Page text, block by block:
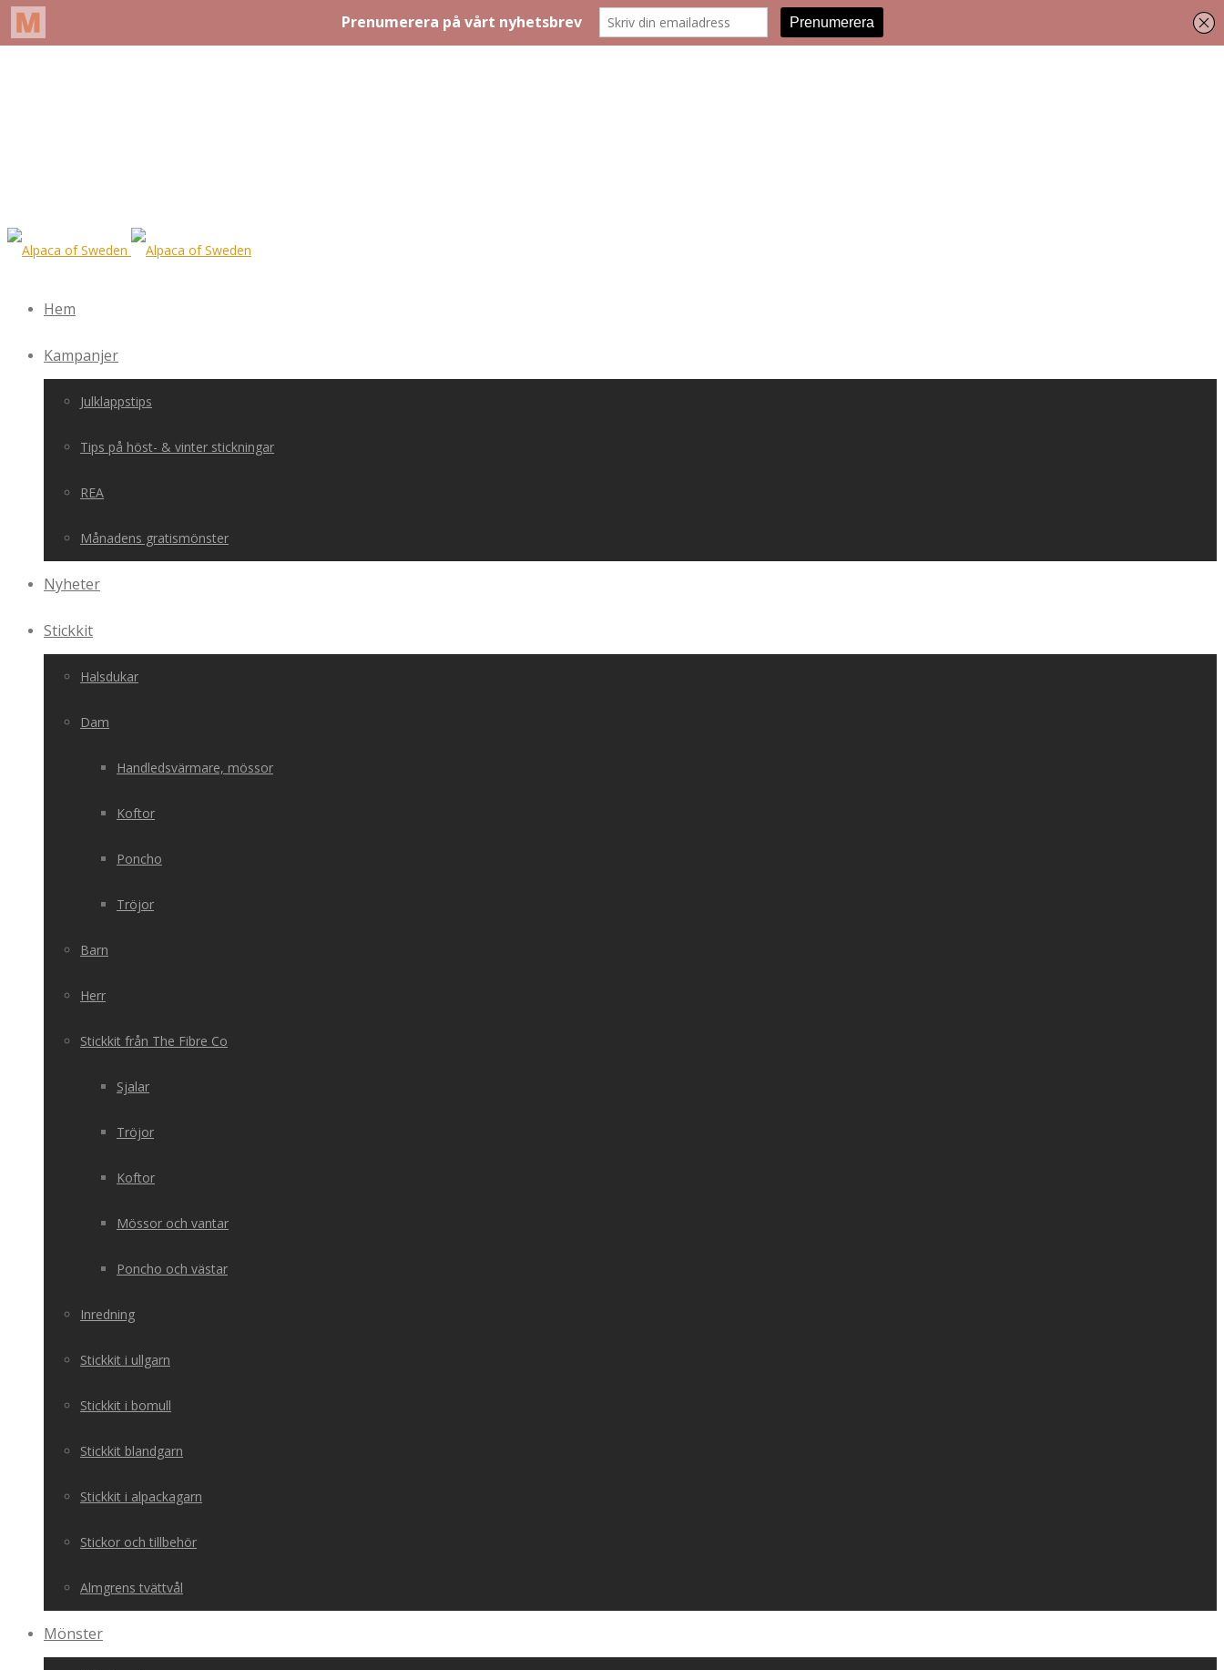
Hem
Kampanjer
Julklappstips
Tips på höst- & vinter stickningar
REA
Månadens gratismönster
Nyheter
Stickkit
Halsdukar
Dam
Handledsvärmare, mössor
Koftor
Poncho
Tröjor
Barn
Herr
Stickkit från The Fibre Co
Sjalar
Tröjor
Koftor
Mössor och vantar
Poncho och västar
Inredning
Stickkit i ullgarn
Stickkit i bomull
Stickkit blandgarn
Stickkit i alpackagarn
Stickor och tillbehör
Almgrens tvättvål
Mönster